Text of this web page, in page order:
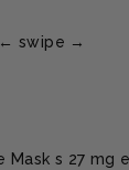
Mask s 27 mg